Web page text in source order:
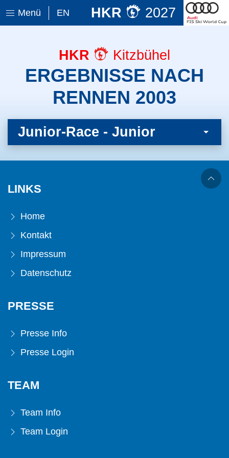
Menü EN HKR 2027
HKR Kitzbühel
ERGEBNISSE NACH
RENNEN 2003
Junior-Race - Junior
LINKS
Home
Kontakt
Impressum
Datenschutz
PRESSE
Presse Info
Presse Login
TEAM
Team Info
Team Login